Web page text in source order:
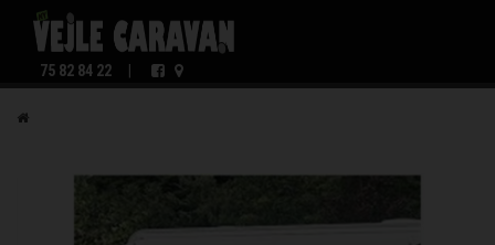
75 82 84 22